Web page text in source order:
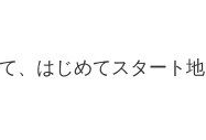
、はじめてスタート地